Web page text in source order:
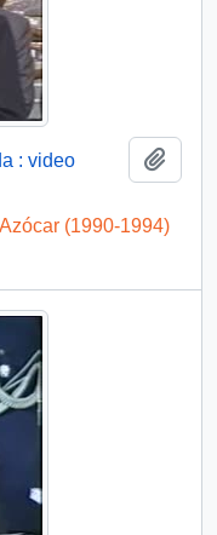
: video
(1990-1994)